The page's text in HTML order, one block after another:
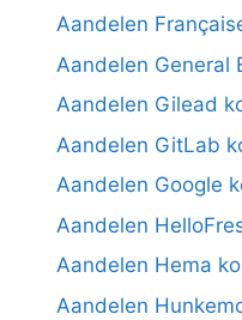
Aandelen
Aandelen General
Aandelen Gilead
Aandelen GitLab
Aandelen Google
Aandelen
Aandelen Hema
Aandelen